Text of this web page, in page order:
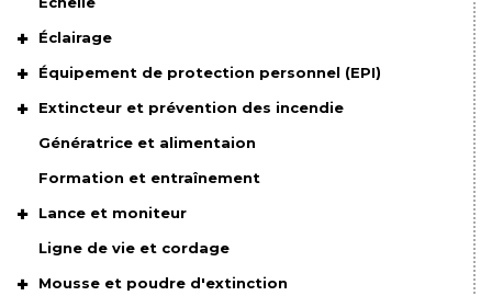
Éclairage
Équipement de protection personnel (EPI)
Extincteur et prévention des incendie
Génératrice et alimentaion
Formation et entraînement
Lance et moniteur
Ligne de vie et cordage
Mousse et poudre d'extinction